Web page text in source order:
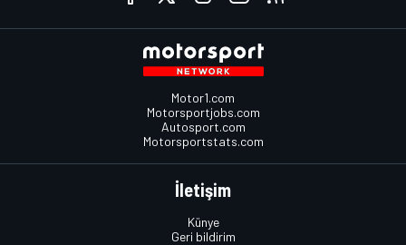
Motor1.com
Motorsportjobs.com
Autosport.com
Motorsportstats.com
İletişim
Künye
Geri bildirim